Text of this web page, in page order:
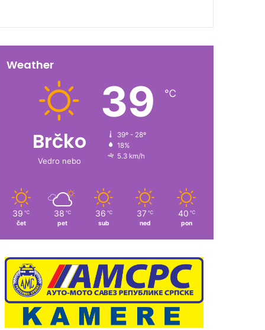
Weather
Brčko
Vedro nebo
39 ℃
39º - 28º
18%
5.3 km/h
39 ℃
čet
38 ℃
pet
36 ℃
sub
37 ℃
ned
40 ℃
pon